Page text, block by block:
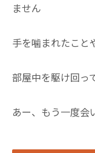
ません
手を噛まれたこと
部屋中を駆け回っ
あー、もう一度会